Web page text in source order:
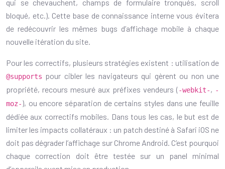
qui se chevauchent, champs de formulaire tronqués, scroll
bloqué, etc.). Cette base de connaissance interne vous évitera
de redécouvrir les mêmes bugs d’affichage mobile à chaque
nouvelle itération du site.
Pour les correctifs, plusieurs stratégies existent : utilisation de
@supports pour cibler les navigateurs qui gèrent ou non une
propriété, recours mesuré aux préfixes vendeurs (-webkit-, -
moz-), ou encore séparation de certains styles dans une feuille
dédiée aux correctifs mobiles. Dans tous les cas, le but est de
limiter les impacts collatéraux : un patch destiné à Safari iOS ne
doit pas dégrader l’affichage sur Chrome Android. C’est pourquoi
chaque correction doit être testée sur un panel minimal